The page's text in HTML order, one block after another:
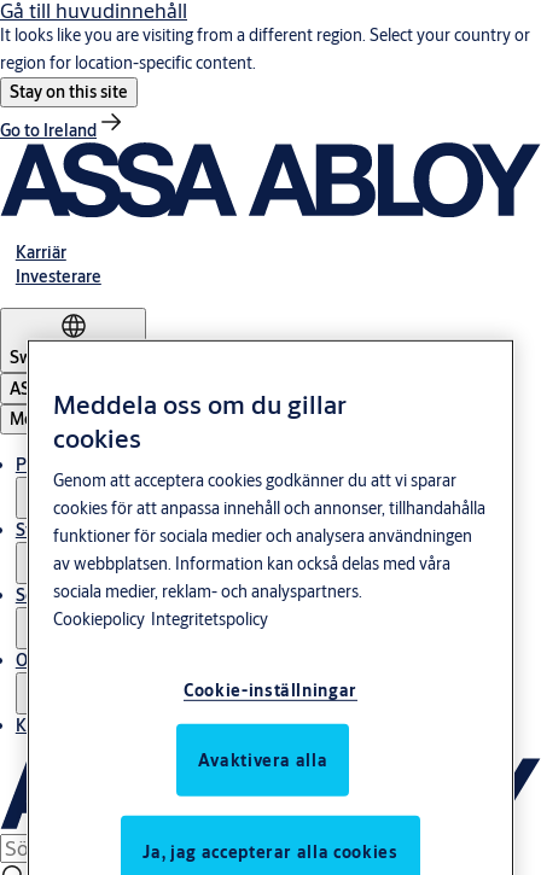
Gå till huvudinnehåll
It looks like you are visiting from a different region. Select your country or
region for location-specific content.
Stay on this site
Go to Ireland
Karriär
Investerare
Sweden
ASSA ABLOY Group
Meny
Produkter och lösningar
Stories
Service
Om oss
Kontakta oss
Meddela oss om du gillar
cookies
Genom att acceptera cookies godkänner du att vi sparar
cookies för att anpassa innehåll och annonser, tillhandahålla
funktioner för sociala medier och analysera användningen
av webbplatsen. Information kan också delas med våra
sociala medier, reklam- och analyspartners.
Cookiepolicy Integritetspolicy
Cookie-inställningar
Avaktivera alla
Ja, jag accepterar alla cookies